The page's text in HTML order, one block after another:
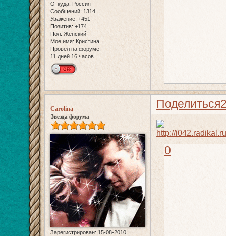
Откуда: Россия
Сообщений: 1314
Уважение: +451
Позитив: +174
Пол: Женский
Мое имя: Кристина
Провел на форуме:
11 дней 16 часов
Поделиться
Carolina
Звезда форума
Зарегистрирован: 15-08-2010
0